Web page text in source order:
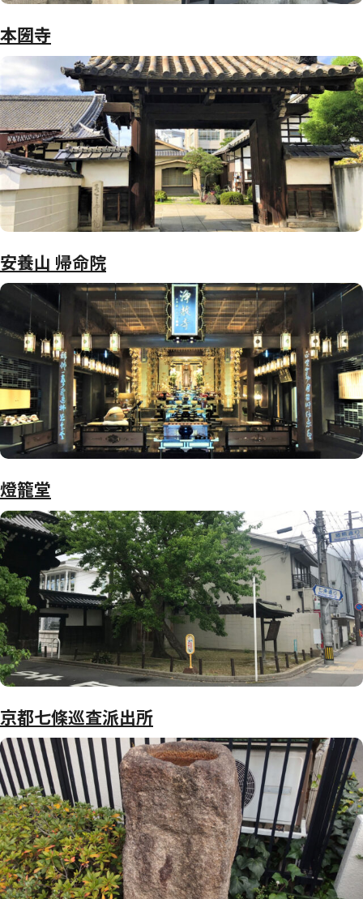
本圀寺
安養山 帰命院
燈籠堂
京都七條巡査派出所